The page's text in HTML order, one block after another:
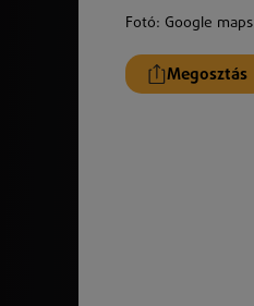
Fotó: Google maps
Megosztás